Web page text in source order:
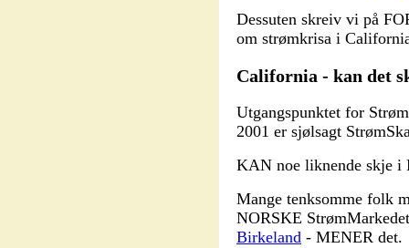
Dessuten skreiv vi på
om strømkrisa i
California - kan det
Utgangspunktet for
2001 er sjølsagt
KAN noe liknende skje i
Mange tenksomme folk
NORSKE
Birkeland - MENER det.